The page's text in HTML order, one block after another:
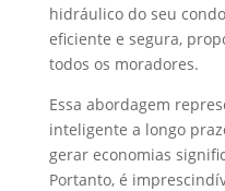
hidráulico do seu
eficiente e segura,
todos os moradores.
Essa abordagem
inteligente a longo
gerar economias
Portanto, é